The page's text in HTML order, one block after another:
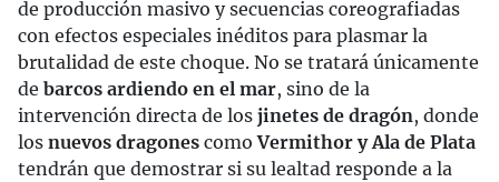
de producción masivo y secuencias coreografiadas
con efectos especiales inéditos para plasmar la
brutalidad de este choque. No se tratará únicamente
de barcos ardiendo en el mar, sino de la
intervención directa de los jinetes de dragón, donde
los nuevos dragones comoVermithor y Ala de Plata
tendrán que demostrar si su lealtad responde a la